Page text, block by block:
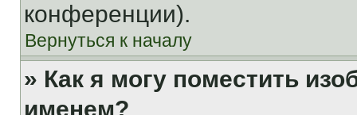
конференции).
Вернуться к началу
» Как я могу поместить
именем?